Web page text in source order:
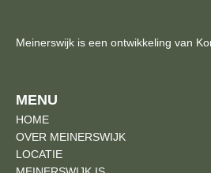
Meinerswijk is een ontwikkeling van
MENU
HOME
OVER MEINERSWIJK
LOCATIE